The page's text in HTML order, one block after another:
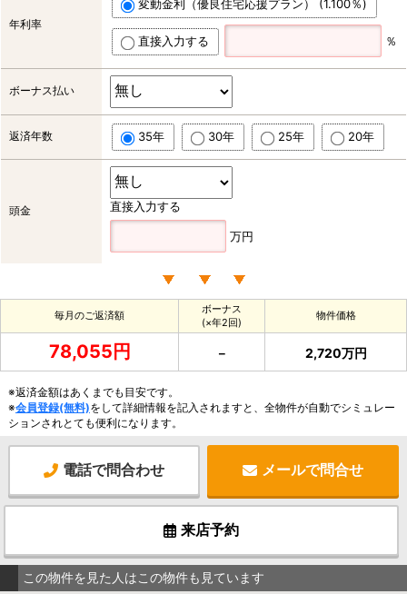
年利率
変動金利（優良住宅応援プラン） (1.100％)
直接入力する ％
ボーナス払い
返済年数 35年 30年 25年 20年
頭金 直接入力する
万円
毎月のご返済額
ボーナス
(×年2回)
物件価格
78,055円 － 2,720万円
※返済金額はあくまでも目安です。
※会員登録(無料)をして詳細情報を記入されますと、全物件が自動でシミュレー
ションされとても便利になります。
電話で問合わせ メールで問合せ
来店予約
この物件を見た人はこの物件も見ています